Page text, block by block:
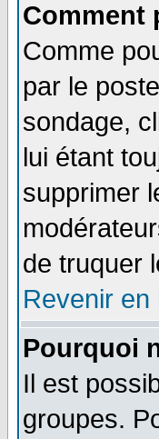
Comment
Comme
par le
sondage,
lui étant
supprimer
de truquer
Revenir en
Pourquoi
Il est
groupes.